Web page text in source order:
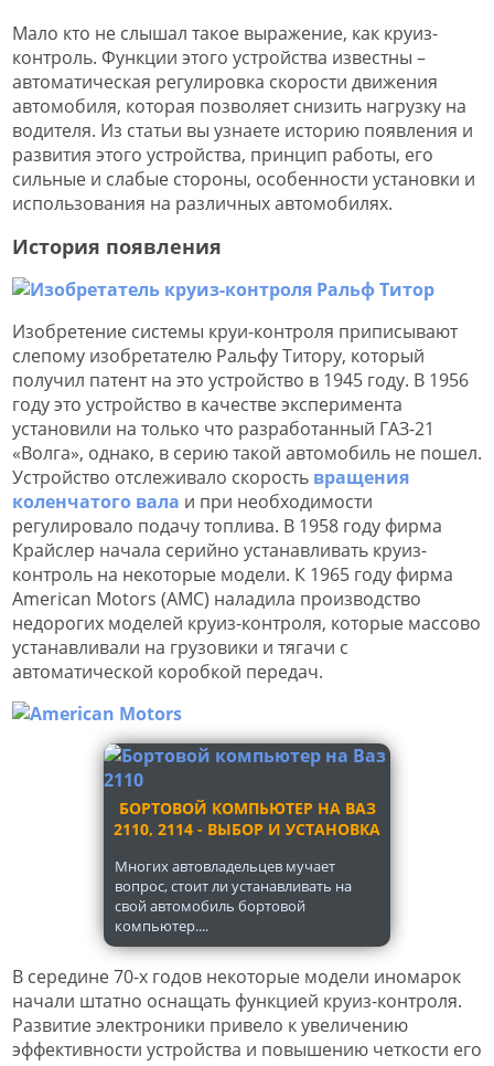
Мало кто не слышал такое выражение, как круиз-
контроль. Функции этого устройства известны –
автоматическая регулировка скорости движения
автомобиля, которая позволяет снизить нагрузку на
водителя. Из статьи вы узнаете историю появления и
развития этого устройства, принцип работы, его
сильные и слабые стороны, особенности установки и
использования на различных автомобилях.
История появления
Изобретение системы круи-контроля приписывают
слепому изобретателю Ральфу Титору, который
получил патент на это устройство в 1945 году. В 1956
году это устройство в качестве эксперимента
установили на только что разработанный ГАЗ-21
«Волга», однако, в серию такой автомобиль не пошел.
Устройство отслеживало скорость вращения
коленчатого вала и при необходимости
регулировало подачу топлива. В 1958 году фирма
Крайслер начала серийно устанавливать круиз-
контроль на некоторые модели. К 1965 году фирма
American Motors (AMC) наладила производство
недорогих моделей круиз-контроля, которые массово
устанавливали на грузовики и тягачи с
автоматической коробкой передач.
БОРТОВОЙ КОМПЬЮТЕР НА ВАЗ
2110, 2114 - ВЫБОР И УСТАНОВКА
Многих автовладельцев мучает
вопрос, стоит ли устанавливать на
свой автомобиль бортовой
компьютер....
В середине 70-х годов некоторые модели иномарок
начали штатно оснащать функцией круиз-контроля.
Развитие электроники привело к увеличению
эффективности устройства и повышению четкости его